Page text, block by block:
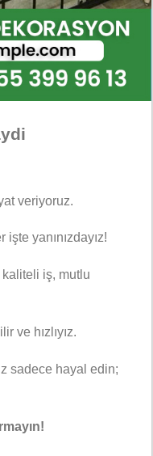
veriyoruz.
yanınızdayız!
iş, mutlu
ve hızlıyız.
sadece hayal edin;